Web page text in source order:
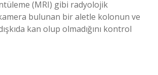
(MRI) gibi radyolojik
bulunan bir aletle kolonun ve
kan olup olmadığını kontrol